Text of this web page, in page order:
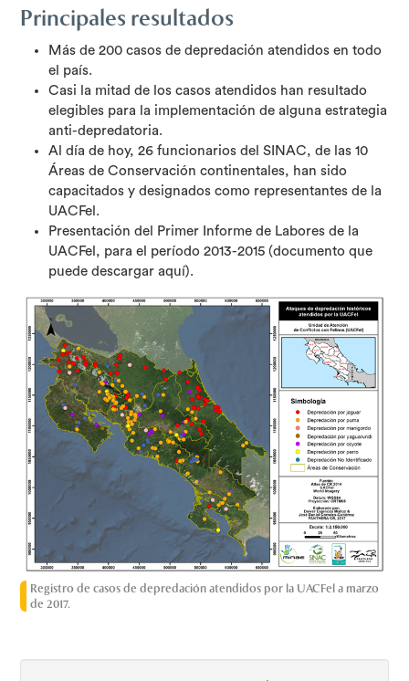
Principales resultados
Más de 200 casos de depredación atendidos en todo
el país.
Casi la mitad de los casos atendidos han resultado
elegibles para la implementación de alguna estrategia
anti-depredatoria.
Al día de hoy, 26 funcionarios del SINAC, de las 10
Áreas de Conservación continentales, han sido
capacitados y designados como representantes de la
UACFel.
Presentación del Primer Informe de Labores de la
UACFel, para el período 2013-2015 (documento que
puede descargar aquí).
Registro de casos de depredación atendidos por la UACFel a marzo
de 2017.